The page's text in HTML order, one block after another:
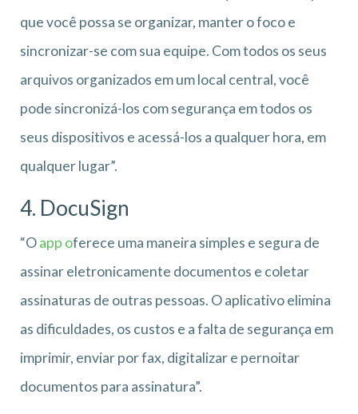
que você possa se organizar, manter o foco e
sincronizar-se com sua equipe. Com todos os seus
arquivos organizados em um local central, você
pode sincronizá-los com segurança em todos os
seus dispositivos e acessá-los a qualquer hora, em
qualquer lugar”.
4. DocuSign
“Oapp oferece uma maneira simples e segura de
assinar eletronicamente documentos e coletar
assinaturas de outras pessoas. O aplicativo elimina
as dificuldades, os custos e a falta de segurança em
imprimir, enviar por fax, digitalizar e pernoitar
documentos para assinatura”.